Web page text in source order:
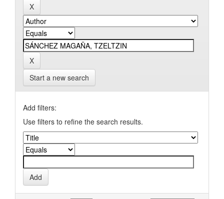
Start a new search
Add filters:
Use filters to refine the search results.